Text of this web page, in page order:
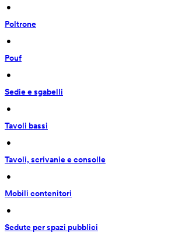
•
Poltrone
•
Pouf
•
Sedie e sgabelli
•
Tavoli bassi
•
Tavoli, scrivanie e consolle
•
Mobili contenitori
•
Sedute per spazi pubblici